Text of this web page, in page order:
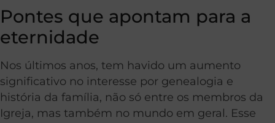
Pontes que apontam para a
eternidade
Nos últimos anos, tem havido um aumento
significativo no interesse por genealogia e
história da família, não só entre os membros da
Igreja, mas também no mundo em geral. Esse